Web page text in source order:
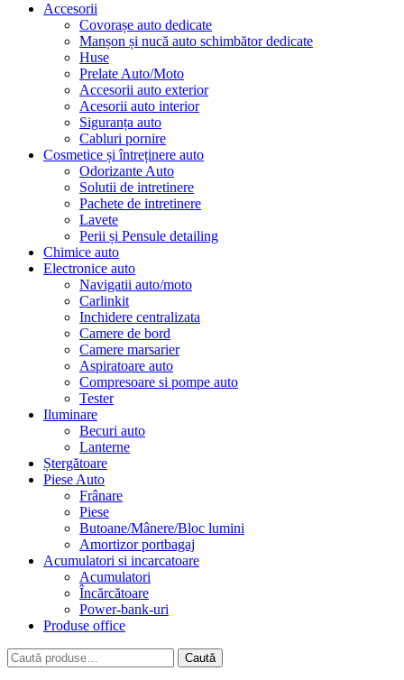
Accesorii
Covorașe auto dedicate
Manșon și nucă auto schimbător dedicate
Huse
Prelate Auto/Moto
Accesorii auto exterior
Acesorii auto interior
Siguranța auto
Cabluri pornire
Cosmetice și întreținere auto
Odorizante Auto
Solutii de intretinere
Pachete de intretinere
Lavete
Perii și Pensule detailing
Chimice auto
Electronice auto
Navigatii auto/moto
Carlinkit
Inchidere centralizata
Camere de bord
Camere marsarier
Aspiratoare auto
Compresoare si pompe auto
Tester
Iluminare
Becuri auto
Lanterne
Ștergătoare
Piese Auto
Frânare
Piese
Butoane/Mânere/Bloc lumini
Amortizor portbagaj
Acumulatori si incarcatoare
Acumulatori
Încărcătoare
Power-bank-uri
Produse office
Caută
după:
Caută